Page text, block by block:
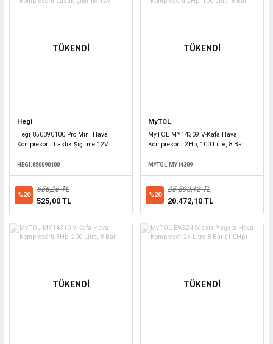
TÜKENDİ
Hegi
Hegi 850090100 Pro Mini Hava
Kompresörü Lastik Şişirme 12V
HEGI.850090100
%20
656,26 TL
525,00 TL
TÜKENDİ
MyTOL
MyTOL MY14309 V-Kafa Hava
Kompresörü 2Hp, 100 Litre, 8 Bar
MYTOL.MY14309
%20
25.590,12 TL
20.472,10 TL
TÜKENDİ TÜKENDİ